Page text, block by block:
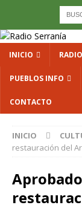
INICIO
PUEBLOS INFO
CONTACTO
INICIO
restauración del